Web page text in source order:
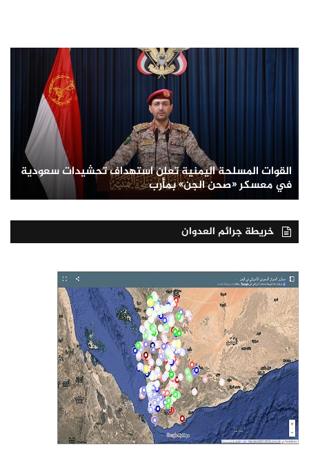
القوات المسلحة اليمنية تعلن استهداف تحشيدات سعودية
في معسكر «صحن الجن» بمأرب
خريطة جرائم العدوان